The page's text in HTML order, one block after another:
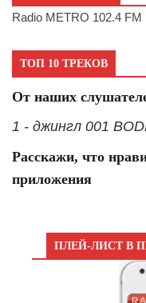
Radio METRO 102.4 FM
ТОП 10 ТРЕКОВ
От наших
1 - джингл 001
Расскажи, что
приложения
ПЛЕЙ-ЛИСТ В